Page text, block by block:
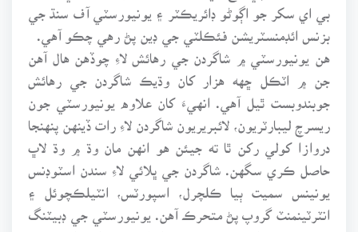
بي اي سکر جو اڳوڻو ڊائريڪٽر ۽ يونيورسٽي آف سنڌ جي
بزنس ائڊمنسٽريشن فئڪلٽي جي ڊين پڻ رهي چڪو آهي.
هن يونيورسٽي ۾ شاگردن جي رهائش لاءِ چوڏهن هال آهن
جن ۾ اٽڪل ڇهه هزار کان وڌيڪ شاگردن جي رهائش
جوبندوبست ٿيل آهي. انهيءَ کان علاوه يونيورسٽي جون
ريسرچ ليبارٽريون، لائبريريون شاگردن لاءِ رات ڏينهن پنهنجا
دروازا کولي رکن ٿا ته جيئن هو انهن مان وڌ ۾ وڌ لاڀ
حاصل ڪري سگهن. شاگردن جي ڀلائي لاءِ سندن اسٽوڊنس
يونينس سميت ٻيا ڪلچرل، اسپورٽس، انٽيلڪچوئل ۽
انٽرٽينمنٽ گروپ پڻ متحرڪ آهن. يونيورسٽي جي ڊبيٽنگ